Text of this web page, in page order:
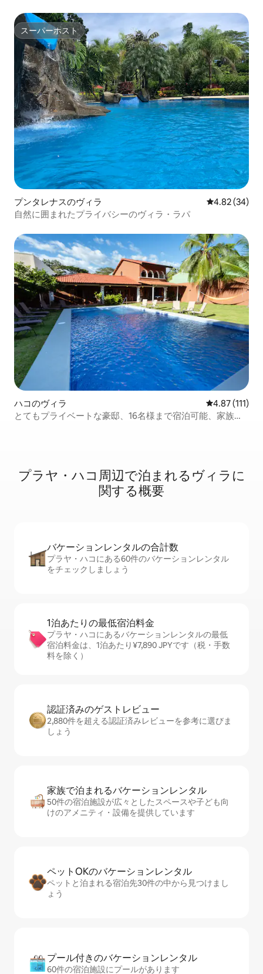
スーパーホスト
スーパーホスト
プンタレナスのヴィラ レビュー34
4.82 (34)
自然に囲まれたプライバシーのヴィラ・ラパ
ハコのヴィラ レビュー111
4.87 (111)
とてもプライベートな豪邸、16名様まで宿泊可能、家族連
プラヤ・ハコ周⁠辺⁠で泊⁠ま⁠れ⁠るヴ⁠ィ⁠ラ⁠に
関⁠す⁠る概⁠要
バケーションレ⁠ン⁠タ⁠ル⁠の合⁠計⁠数
プラヤ・ハコにある60件のバケーションレンタル
をチェックしましょう
1泊あたりの最⁠低⁠宿⁠泊⁠料⁠金
プラヤ・ハコにあるバケーションレンタルの最低
宿泊料金は、1泊あたり¥7,890 JPYです（税・手数
料を除く）
認証済みのゲ⁠ス⁠ト⁠レ⁠ビ⁠ュ⁠ー
2,880件を超える認証済みレビューを参考に選びま
しょう
家族で泊まれるバ⁠ケ⁠ー⁠シ⁠ョ⁠ンレ⁠ン⁠タ⁠ル
50件の宿泊施設が広々としたスペースや子ども向
けのアメニティ・設備を提供しています
ペットOKのバ⁠ケ⁠ー⁠シ⁠ョ⁠ンレ⁠ン⁠タ⁠ル
ペットと泊まれる宿泊先30件の中から見つけまし
ょう
プール付きのバ⁠ケ⁠ー⁠シ⁠ョ⁠ンレ⁠ン⁠タ⁠ル
60件の宿泊施設にプールがあります